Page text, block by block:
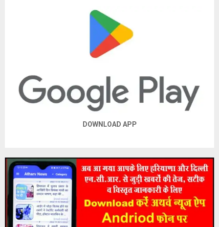
DOWNLOAD APP